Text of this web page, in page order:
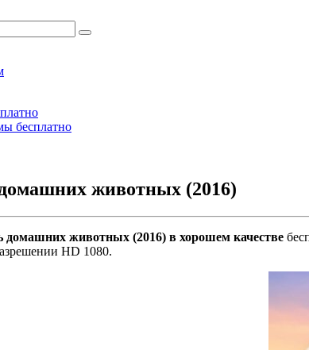
бесплатно
животных (2016)
домашних животных (2016) в хорошем качестве
HD 1080.